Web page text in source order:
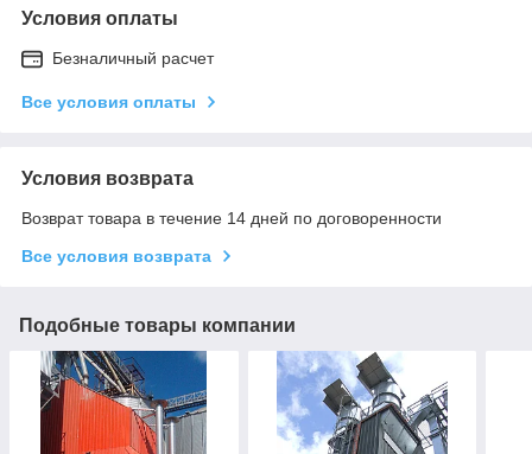
Условия оплаты
Безналичный расчет
Все условия оплаты
Условия возврата
Возврат товара в течение 14 дней по договоренности
Все условия возврата
Подобные товары компании